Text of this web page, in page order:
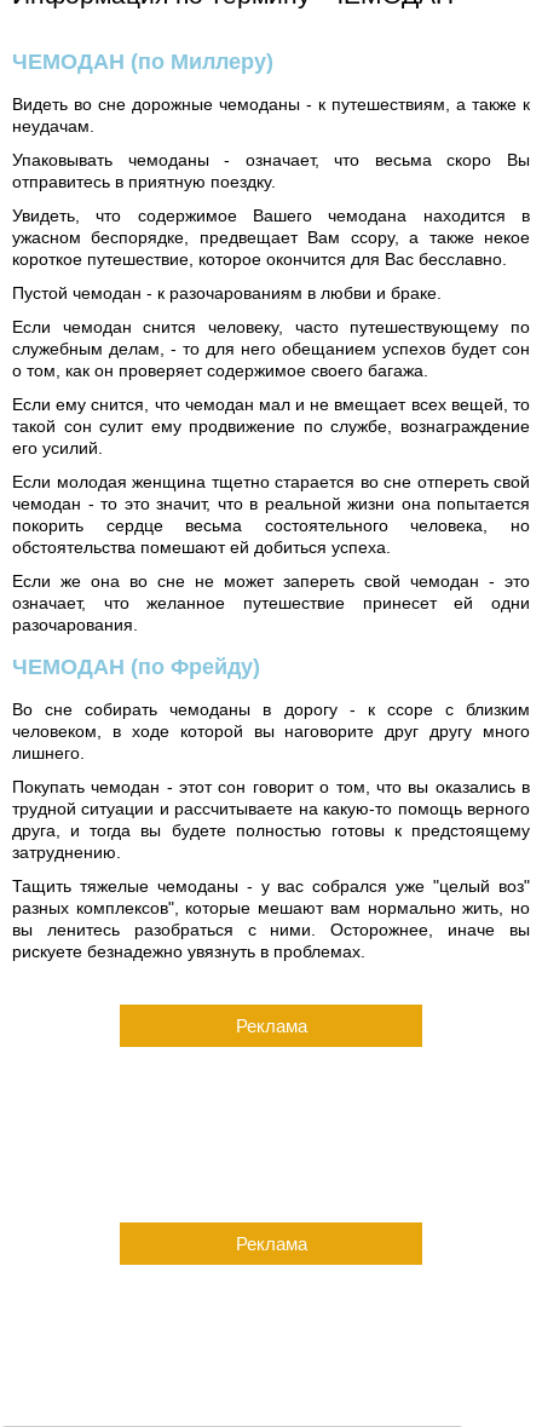
ЧЕМОДАН (по Миллеру)
Видеть во сне дорожные чемоданы - к путешествиям, а также к
неудачам.
Упаковывать чемоданы - означает, что весьма скоро Вы
отправитесь в приятную поездку.
Увидеть, что содержимое Вашего чемодана находится в
ужасном беспорядке, предвещает Вам ссору, а также некое
короткое путешествие, которое окончится для Вас бесславно.
Пустой чемодан - к разочарованиям в любви и браке.
Если чемодан снится человеку, часто путешествующему по
служебным делам, - то для него обещанием успехов будет сон
о том, как он проверяет содержимое своего багажа.
Если ему снится, что чемодан мал и не вмещает всех вещей, то
такой сон сулит ему продвижение по службе, вознаграждение
его усилий.
Если молодая женщина тщетно старается во сне отпереть свой
чемодан - то это значит, что в реальной жизни она попытается
покорить сердце весьма состоятельного человека, но
обстоятельства помешают ей добиться успеха.
Если же она во сне не может запереть свой чемодан - это
означает, что желанное путешествие принесет ей одни
разочарования.
ЧЕМОДАН (по Фрейду)
Во сне собирать чемоданы в дорогу - к ссоре с близким
человеком, в ходе которой вы наговорите друг другу много
лишнего.
Покупать чемодан - этот сон говорит о том, что вы оказались в
трудной ситуации и рассчитываете на какую-то помощь верного
друга, и тогда вы будете полностью готовы к предстоящему
затруднению.
Тащить тяжелые чемоданы - у вас собрался уже "целый воз"
разных комплексов", которые мешают вам нормально жить, но
вы ленитесь разобраться с ними. Осторожнее, иначе вы
рискуете безнадежно увязнуть в проблемах.
Реклама
Реклама